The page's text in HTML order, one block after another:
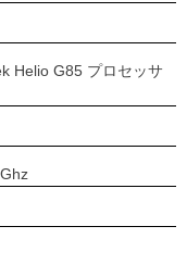
Helio G85 プロセッサ